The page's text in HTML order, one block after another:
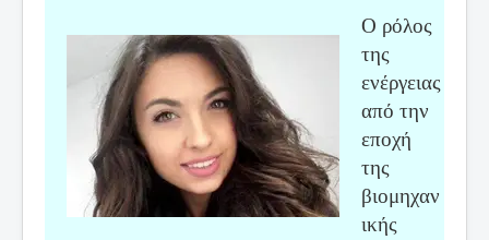
Ο ρόλος
της
ενέργειας
από την
εποχή
της
βιομηχαν
ικής